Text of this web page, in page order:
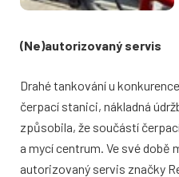
(Ne)autorizovaný servis
Drahé tankování u
čerpací stanici, nákladná
způsobila, že součástí
a mycí centrum. Ve své době
autorizovaný servis značky